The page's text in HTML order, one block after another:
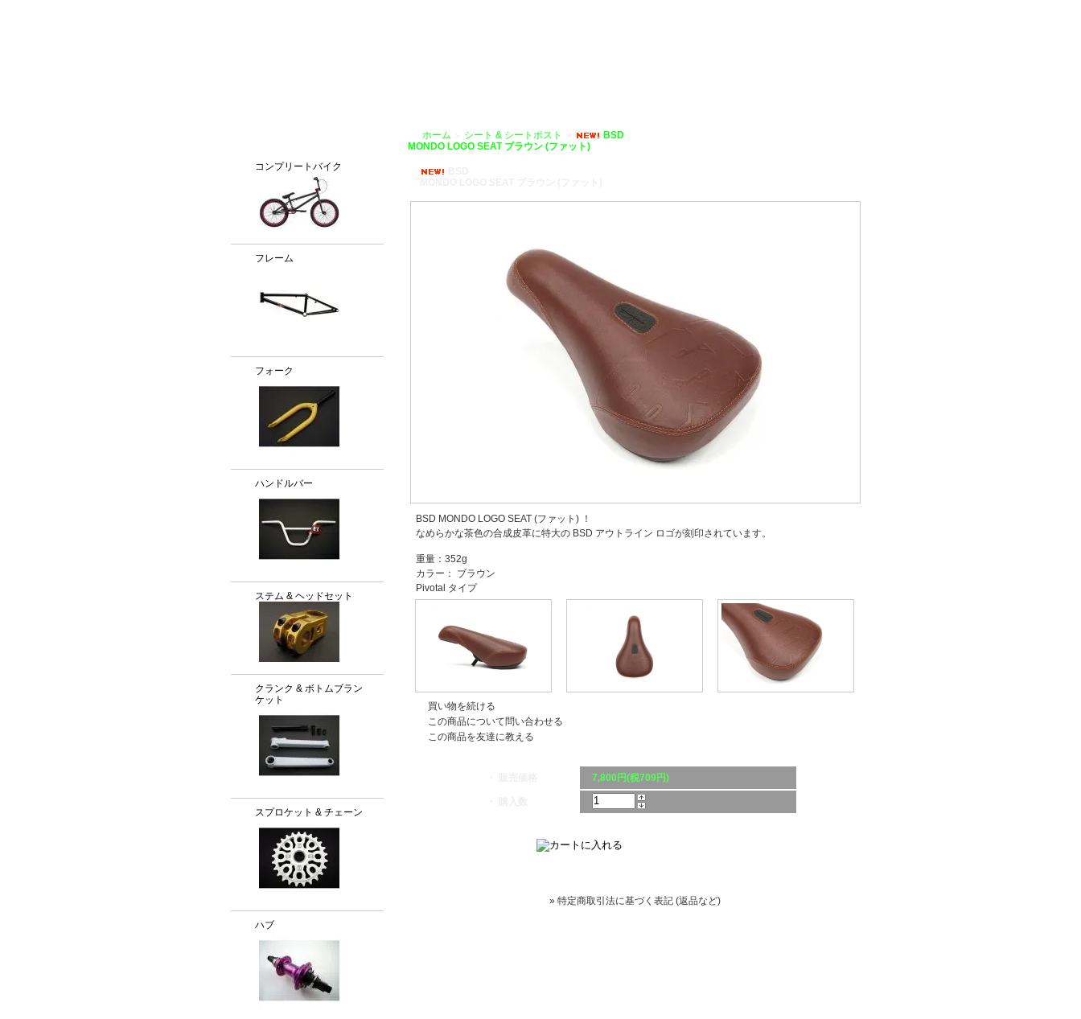
コンプリートバイク
フレーム
フォーク
ハンドルバー
ステム & ヘッドセット
クランク & ボトムブラン
ケット
スプロケット & チェーン
ハブ
ホーム シート & シートポスト
BSD
MONDO LOGO SEAT ブラウン (ファット)
BSD MONDO LOGO SEAT (ファット) ！
なめらかな茶色の合成皮革に特大の BSD アウトライン ロゴが刻印されています。
重量：352g
カラー： ブラウン
Pivotal タイプ
買い物を続ける
この商品について問い合わせる
この商品を友達に教える
7,800円(税709円)
» 特定商取引法に基づく表記 (返品など)